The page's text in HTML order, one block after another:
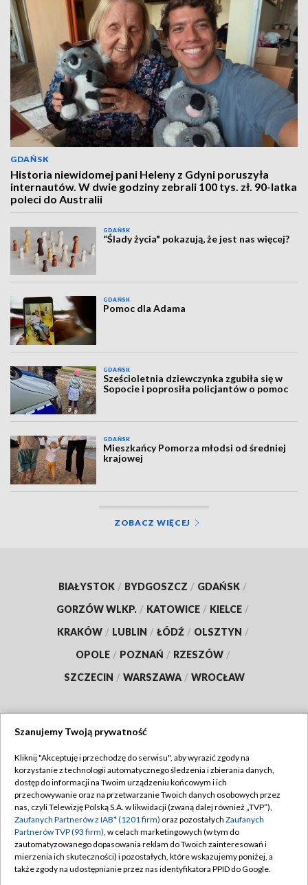
GDAŃSK
Historia niewidomej pani Heleny z Gdyni poruszyła
internautów. W dwie godziny zebrali 100 tys. zł. 90-latka
poleci do Australii
GDAŃSK
“Ślady życia" pokazują, że jest nas więcej?
GDAŃSK
Pomoc dla Adama
GDAŃSK
Sześcioletnia dziewczynka zgubiła się w
Sopocie i poprosiła policjantów o pomoc
GDAŃSK
Mieszkańcy Pomorza młodsi od średniej
krajowej
ZOBACZ WIĘCEJ
BIAŁYSTOK / BYDGOSZCZ / GDAŃSK /
GORZÓW WLKP. / KATOWICE / KIELCE /
KRAKÓW / LUBLIN / ŁÓDŹ / OLSZTYN /
OPOLE / POZNAŃ / RZESZÓW /
SZCZECIN / WARSZAWA / WROCŁAW
TVP
Abonament TVP
Emisja w TVP
Centrum informacji TVP
Naziemna Telewizja Cyfrowa
Regulamin TVP
Polityka prywatności
Moje zgody
Pomoc
Szanujemy Twoją prywatność
Kliknij "Akceptuję i przechodzę do serwisu", aby wyrazić zgody na
korzystanie z technologii automatycznego śledzenia i zbierania danych,
dostęp do informacji na Twoim urządzeniu końcowym i ich
przechowywanie oraz na przetwarzanie Twoich danych osobowych przez
nas, czyli Telewizję Polską S.A. w likwidacji (zwaną dalej również „TVP”),
Zaufanych Partnerów z IAB* (1201 firm) oraz pozostałych Zaufanych
Partnerów TVP (93 firm), w celach marketingowych (w tym do
zautomatyzowanego dopasowania reklam do Twoich zainteresowań i
mierzenia ich skuteczności) i pozostałych, które wskazujemy poniżej, a
także zgody na udostępnianie przez nas identyfikatora PPID do Google.